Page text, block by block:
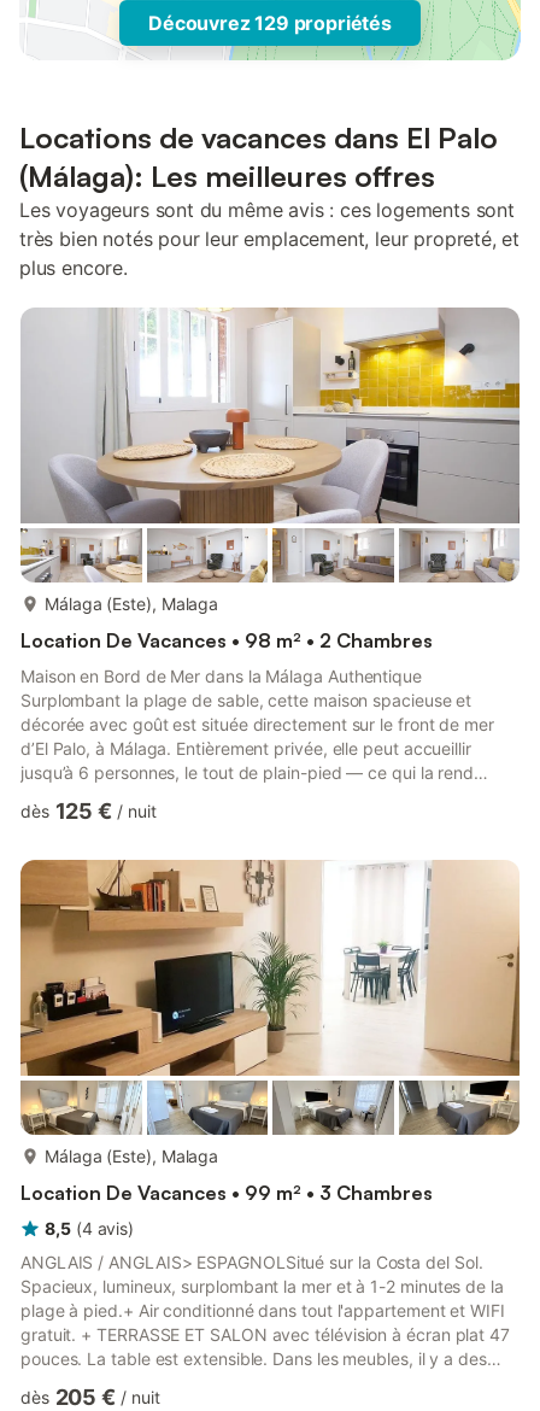
Découvrez 129 propriétés
Locations de vacances dans El Palo
(Málaga): Les meilleures offres
Les voyageurs sont du même avis : ces logements sont
très bien notés pour leur emplacement, leur propreté, et
plus encore.
Málaga (Este), Malaga
Location De Vacances • 98 m² • 2 Chambres
Maison en Bord de Mer dans la Málaga Authentique
Surplombant la plage de sable, cette maison spacieuse et
décorée avec goût est située directement sur le front de mer
d’El Palo, à Málaga. Entièrement privée, elle peut accueillir
jusqu’à 6 personnes, le tout de plain-pied — ce qui la rend
ou équipement de plage. La maison offre un cadre paisible
des meilleurs chiringuitoset restaurants de fruits de mer de
Málaga. Profitez du charme de la ville avec tout le confort de...
dès 125 € / nuit
Málaga (Este), Malaga
Location De Vacances • 99 m² • 3 Chambres
8,5 (4 avis)
ANGLAIS / ANGLAIS> ESPAGNOLSitué sur la Costa del Sol.
Spacieux, lumineux, surplombant la mer et à 1-2 minutes de la
plage à pied.+ Air conditionné dans tout l'appartement et WIFI
gratuit. + TERRASSE ET SALON avec télévision à écran plat 47
pouces. La table est extensible. Dans les meubles, il y a des
135cms. et 3 lits de 90cms. Literie et oreillers
dès 205 € / nuit